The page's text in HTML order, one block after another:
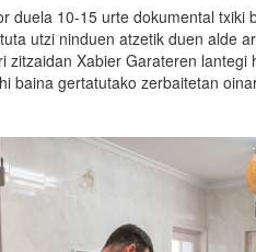
duela 10-15 urte dokumental
utzi ninduen atzetik duen alde
zitzaidan Xabier Garateren
baina gertatutako zerbaitetan